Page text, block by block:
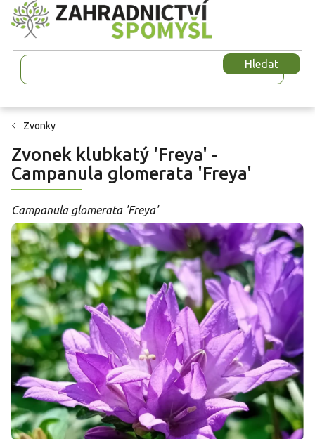
Přejít
na
obsah
Hledat
Zvonky
Zvonek klubkatý 'Freya' -
Campanula glomerata 'Freya'
Campanula glomerata 'Freya'